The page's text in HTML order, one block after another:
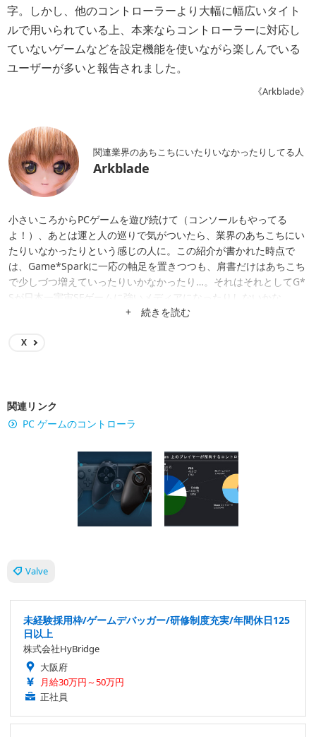
字。しかし、他のコントローラーより大幅に幅広いタイト
ルで用いられている上、本来ならコントローラーに対応し
ていないゲームなどを設定機能を使いながら楽しんでいる
ユーザーが多いと報告されました。
《Arkblade》
関連業界のあちこちにいたりいなかったりしてる人
Arkblade
小さいころからPCゲームを遊び続けて（コンソールもやってる
よ！）、あとは運と人の巡りで気がついたら、業界のあちこちにい
たりいなかったりという感じの人に。この紹介が書かれた時点で
は、Game*Sparkに一応の軸足を置きつつも、肩書だけはあちこち
で少しづつ増えていったりいかなかったり…。それはそれとしてG*
Sが日本一宇宙SFゲームに強いメディアになったりしないかな。
+ 続きを読む
X
関連リンク
PC ゲームのコントローラ
Valve
未経験採用枠/ゲームデバッガー/研修制度充実/年間休日125
日以上
株式会社HyBridge
大阪府
月給30万円～50万円
正社員